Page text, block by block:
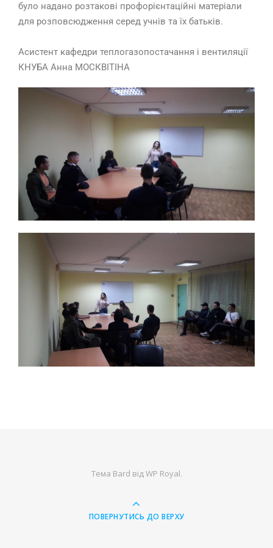
було надано розтакові профорієнтаційні матеріали
для розповсюдження серед учнів та їх батьків.
Асистент кафедри теплогазопостачання і вентиляції
КНУБА Анна МОСКВІТІНА
Тема Bard від WP Royal.
ПОВЕРНУТИСЬ ДО ВЕРХУ